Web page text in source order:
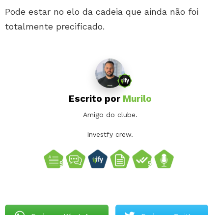
Pode estar no elo da cadeia que ainda não foi
totalmente precificado.
Escrito por Murilo
Amigo do clube.
Investfy crew.